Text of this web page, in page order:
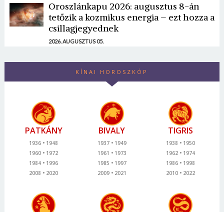
Oroszlánkapu 2026: augusztus 8-án
tetőzik a kozmikus energia – ezt hozza a
csillagjegyednek
2026. AUGUSZTUS 05.
KÍNAI HOROSZKÓP
PATKÁNY
1936
1948
1960
1972
1984
1996
2008
2020
BIVALY
1937
1949
1961
1973
1985
1997
2009
2021
TIGRIS
1938
1950
1962
1974
1986
1998
2010
2022